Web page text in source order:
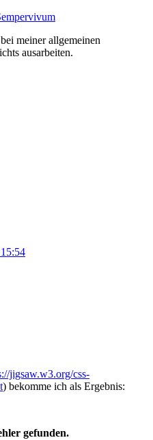
meiner allgemeinen
ausarbeiten.
jigsaw.w3.org/css-
) bekomme ich als Ergebnis:
gefunden.